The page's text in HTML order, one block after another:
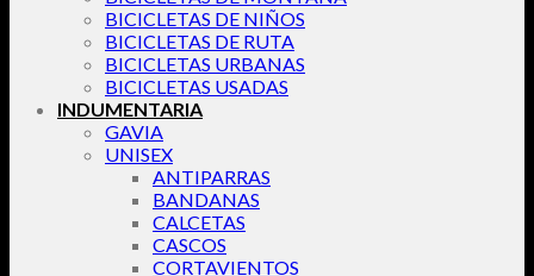
BICICLETAS DE NIÑOS
BICICLETAS DE RUTA
BICICLETAS URBANAS
BICICLETAS USADAS
INDUMENTARIA
GAVIA
UNISEX
ANTIPARRAS
BANDANAS
CALCETAS
CASCOS
CORTAVIENTOS